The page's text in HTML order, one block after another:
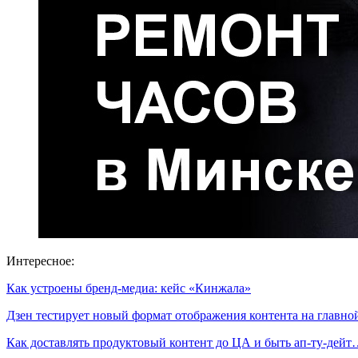
Интересное:
Как устроены бренд-медиа: кейс «Кинжала»
Дзен тестирует новый формат отображения контента на
Как доставлять продуктовый контент до ЦА и быть ап-ту-